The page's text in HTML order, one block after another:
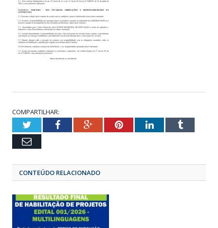
COMPARTILHAR:
TwitterFacebookGoogle+Pinterest
LinkedIn
Email
CONTEÚDO RELACIONADO